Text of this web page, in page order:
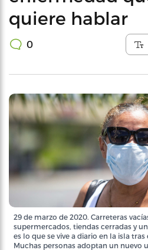
quiere hablar
0
29 de marzo de 2020. Carreteras
supermercados, tiendas cerradas y
es lo que se vive a diario en la isla
Muchas personas adoptan un nuevo